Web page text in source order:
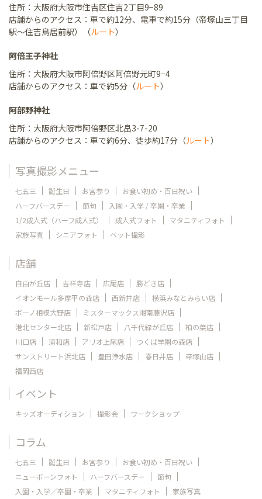
住所：大阪府大阪市住吉区住吉2丁目9−89
店舗からのアクセス：車で約12分、電車で約15分（帝塚山三丁目
駅〜住吉鳥居前駅）（ルート）
阿倍王子神社
住所：大阪府大阪市阿倍野区阿倍野元町9−4
店舗からのアクセス：車で約5分（ルート）
阿部野神社
住所：大阪府大阪市阿倍野区北畠3-7-20
店舗からのアクセス：車で約6分、徒歩約17分（ルート）
写真撮影メニュー
七五三 誕生日 お宮参り
お食い初め・百日祝い
ハーフバースデー
節句
入園・入学 / 卒園・卒業
1/2成人式（ハーフ成人式）
成人式フォト
マタニティフォト
家族写真
シニアフォト ペット撮影
店舗
自由が丘店 吉祥寺店 広尾店
勝どき店
イオンモール多摩平の森店
西新井店
横浜みなとみらい店
ボーノ相模大野店
ミスターマックス湘南藤沢店
港北センター北店
新松戸店 八千代緑が丘店
柏の葉店
川口店
浦和店 アリオ上尾店
つくば学園の森店
サンストリート浜北店
豊田浄水店 春日井店
帝塚山店
福岡西店
イベント
キッズオーディション 撮影会 ワークショップ
コラム
七五三 誕生日 お宮参り
お食い初め・百日祝い
ニューボーンフォト
ハーフバースデー
節句
入園・入学／卒園・卒業
マタニティフォト 家族写真